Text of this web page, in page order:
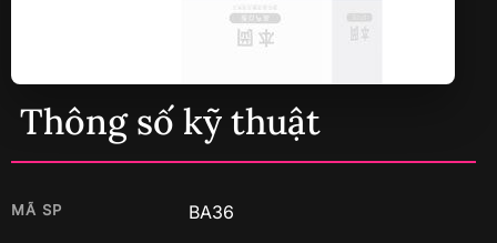
Thông số kỹ thuật
MÃ SP BA36